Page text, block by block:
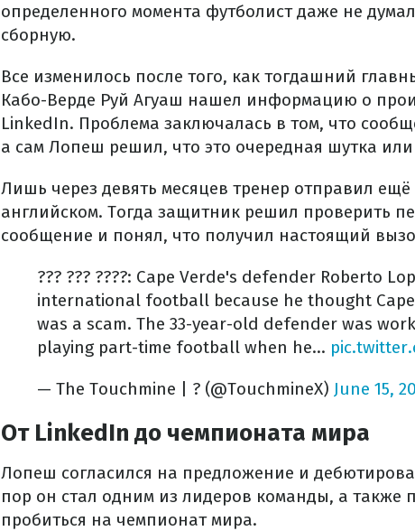
определенного момента футболист даже не
сборную.
Все изменилось после того, как тогдашний
Кабо-Верде Руй Агуаш нашел информацию о
LinkedIn. Проблема заключалась в том, что
а сам Лопеш решил, что это очередная шутка
Лишь через девять месяцев тренер отправил
английском. Тогда защитник решил проверить
сообщение и понял, что получил настоящий
??? ??? ????: Cape Verde's defender Roberto
international football because he thought
was a scam. The 33-year-old defender was
playing part-time football when he…
— The Touchmine | ? (@TouchmineX) June 15,
От LinkedIn до чемпионата мира
Лопеш согласился на предложение и
пор он стал одним из лидеров команды, а также
пробиться на чемпионат мира.